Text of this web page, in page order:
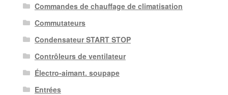
Commandes de chauffage de climatisation
Commutateurs
Condensateur START STOP
Contrôleurs de ventilateur
Électro-aimant. soupape
Entrées